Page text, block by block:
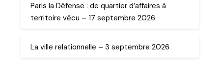
Paris la Défense : de quartier d’affaires à
territoire vécu – 17 septembre 2026
La ville relationnelle – 3 septembre 2026